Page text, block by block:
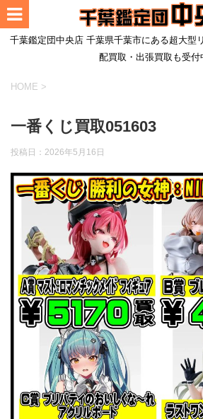
千葉鑑定団中央店 千葉県千葉市にある超大
配買取・出張買取も受付
HOME >
一番くじ買取051603
投稿日： 2026年5月16日